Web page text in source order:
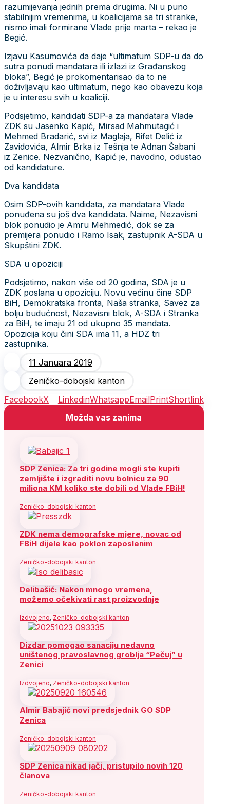
razumijevanja jednih prema drugima. Ni u puno
stabilnijim vremenima, u koalicijama sa tri stranke,
nismo imali formirane Vlade prije marta – rekao je
Begić.
Izjavu Kasumovića da daje “ultimatum SDP-u da do
sutra ponudi mandatara ili izlazi iz Građanskog
bloka”, Begić je prokomentarisao da to ne
doživljavaju kao ultimatum, nego kao obavezu koja
je u interesu svih u koaliciji.
Podsjetimo, kandidati SDP-a za mandatara Vlade
ZDK su Jasenko Kapić, Mirsad Mahmutagić i
Mehmed Bradarić, svi iz Maglaja, Rifet Delić iz
Zavidovića, Almir Brka iz Tešnja te Adnan Šabani
iz Zenice. Nezvanično, Kapić je, navodno, odustao
od kandidature.
Dva kandidata
Osim SDP-ovih kandidata, za mandatara Vlade
ponuđena su još dva kandidata. Naime, Nezavisni
blok ponudio je Amru Mehmedić, dok se za
premijera ponudio i Ramo Isak, zastupnik A-SDA u
Skupštini ZDK.
SDA u opoziciji
Podsjetimo, nakon više od 20 godina, SDA je u
ZDK poslana u opoziciju. Novu većinu čine SDP
BiH, Demokratska fronta, Naša stranka, Savez za
bolju budućnost, Nezavisni blok, A-SDA i Stranka
za BiH, te imaju 21 od ukupno 35 mandata.
Opozicija koju čini SDA ima 11, a HDZ tri
zastupnika.
11 Januara 2019
Zeničko-dobojski kanton
FacebookX LinkedinWhatsappEmailPrintShortlink
Možda vas zanima
SDP Zenica: Za tri godine mogli ste kupiti
zemljište i izgraditi novu bolnicu za 90
miliona KM koliko ste dobili od Vlade FBiH!
Zeničko-dobojski kanton
ZDK nema demografske mjere, novac od
FBiH dijele kao poklon zaposlenim
Zeničko-dobojski kanton
Delibašić: Nakon mnogo vremena,
možemo očekivati rast proizvodnje
Izdvojeno, Zeničko-dobojski kanton
Dizdar pomogao sanaciju nedavno
uništenog pravoslavnog groblja “Pečuj” u
Zenici
Izdvojeno, Zeničko-dobojski kanton
Almir Babajić novi predsjednik GO SDP
Zenica
Zeničko-dobojski kanton
SDP Zenica nikad jači, pristupilo novih 120
članova
Zeničko-dobojski kanton